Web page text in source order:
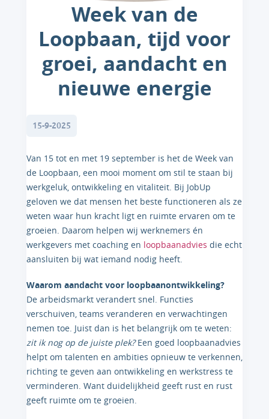
Week van de
Loopbaan, tijd voor
groei, aandacht en
nieuwe energie
15-9-2025
Van 15 tot en met 19 september is het de Week van
de Loopbaan, een mooi moment om stil te staan bij
werkgeluk, ontwikkeling en vitaliteit. Bij JobUp
geloven we dat mensen het beste functioneren als ze
weten waar hun kracht ligt en ruimte ervaren om te
groeien. Daarom helpen wij werknemers én
werkgevers met coaching en loopbaanadvies die echt
aansluiten bij wat iemand nodig heeft.
Waarom aandacht voor loopbaanontwikkeling?
De arbeidsmarkt verandert snel. Functies
verschuiven, teams veranderen en verwachtingen
nemen toe. Juist dan is het belangrijk om te weten:
zit ik nog op de juiste plek?Een goed loopbaanadvies
helpt om talenten en ambities opnieuw te verkennen,
richting te geven aan ontwikkeling en werkstress te
verminderen. Want duidelijkheid geeft rust en rust
geeft ruimte om te groeien.